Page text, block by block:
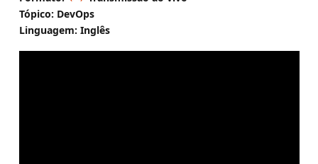
Tópico: DevOps
Linguagem: Inglês